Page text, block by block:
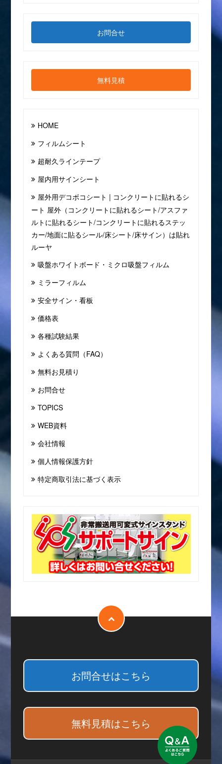
お問合せ
無料見積
HOME
フィルムシート
超耐久ラインテープ
屋内用サインシート
屋外用デコボコシート | コンクリートに貼れるシ
ート 屋外（コンクリートに貼れるシート/アスファ
ルトに貼れるシート/コンクリートに貼れるステッ
カー/地面に貼るシール/床シート/床サイン）は貼れ
ルーヤ
吸盤ホワイトボード・ミクロ吸盤フィルム
ミラーフィルム
安全サイン・看板
価格表
各種試験結果
よくある質問（FAQ）
無料お見積り
お問合せ
TOPICS
WEB資料
会社情報
個人情報保護方針
特定商取引法に基づく表示
お問合せはこちら
無料見積はこちら